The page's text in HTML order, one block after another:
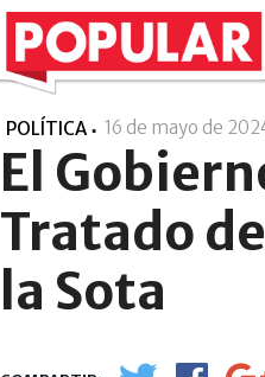
POLÍTICA 16 de mayo de
El
Tratado
la Sota